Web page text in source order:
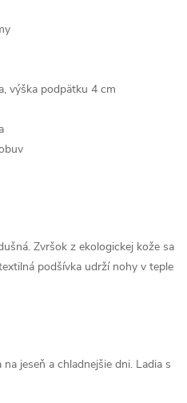
výška podpätku 4 cm
Zvršok z ekologickej kože sa
podšívka udrží nohy v teple
jeseň a chladnejšie dni. Ladia s